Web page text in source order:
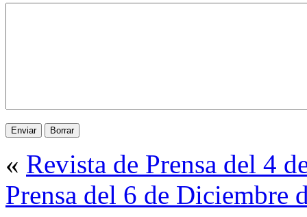
« Revista de Prensa del 4
Prensa del 6 de Diciembre